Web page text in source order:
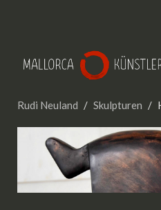
Rudi Neuland Skulpturen